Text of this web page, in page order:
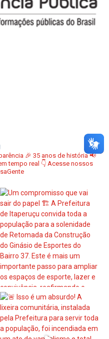
🎉 35 anos de história📢
tempo real 👇 Acesse nossos